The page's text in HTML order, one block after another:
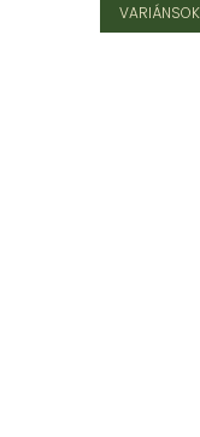
VARIÁNSOK